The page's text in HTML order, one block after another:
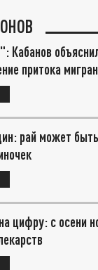
Кабанов
притока
рай может
цифру: с осени